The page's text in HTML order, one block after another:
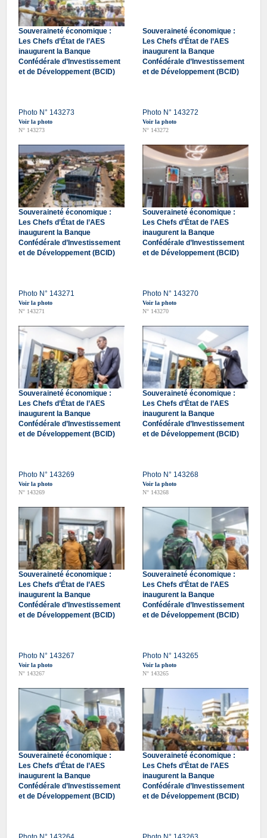
Souveraineté économique :
Les Chefs d’État de l’AES
inaugurent la Banque
Confédérale d’Investissement
et de Développement (BCID)
Photo N° 143273
Voir la photo
N° 143273
Souveraineté économique :
Les Chefs d’État de l’AES
inaugurent la Banque
Confédérale d’Investissement
et de Développement (BCID)
Photo N° 143272
Voir la photo
N° 143272
Souveraineté économique :
Les Chefs d’État de l’AES
inaugurent la Banque
Confédérale d’Investissement
et de Développement (BCID)
Photo N° 143271
Voir la photo
N° 143271
Souveraineté économique :
Les Chefs d’État de l’AES
inaugurent la Banque
Confédérale d’Investissement
et de Développement (BCID)
Photo N° 143270
Voir la photo
N° 143270
Souveraineté économique :
Les Chefs d’État de l’AES
inaugurent la Banque
Confédérale d’Investissement
et de Développement (BCID)
Photo N° 143269
Voir la photo
N° 143269
Souveraineté économique :
Les Chefs d’État de l’AES
inaugurent la Banque
Confédérale d’Investissement
et de Développement (BCID)
Photo N° 143268
Voir la photo
N° 143268
Souveraineté économique :
Les Chefs d’État de l’AES
inaugurent la Banque
Confédérale d’Investissement
et de Développement (BCID)
Photo N° 143267
Voir la photo
N° 143267
Souveraineté économique :
Les Chefs d’État de l’AES
inaugurent la Banque
Confédérale d’Investissement
et de Développement (BCID)
Photo N° 143265
Voir la photo
N° 143265
Souveraineté économique :
Les Chefs d’État de l’AES
inaugurent la Banque
Confédérale d’Investissement
et de Développement (BCID)
Souveraineté économique :
Les Chefs d’État de l’AES
inaugurent la Banque
Confédérale d’Investissement
et de Développement (BCID)